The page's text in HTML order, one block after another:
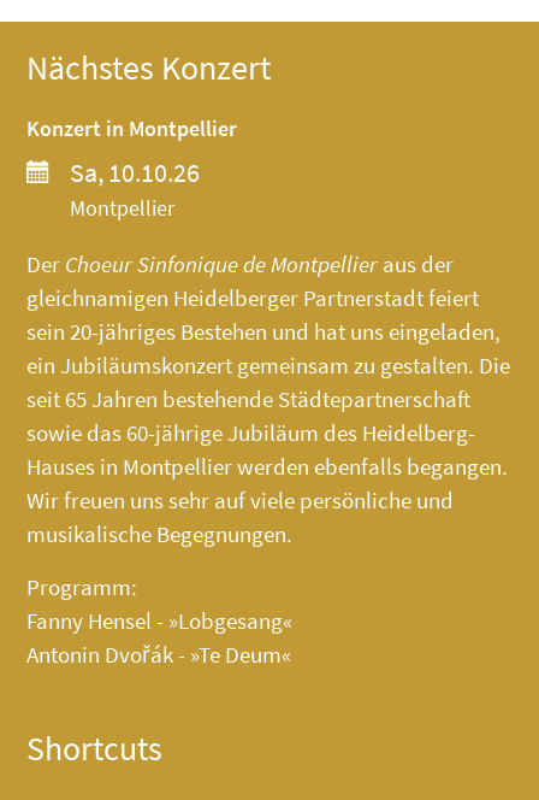
Nächstes Konzert
Konzert in Montpellier
Sa, 10.10.26
Montpellier
Der Choeur Sinfonique de Montpellier aus der
gleichnamigen Heidelberger Partnerstadt feiert
sein 20-jähriges Bestehen und hat uns eingeladen,
ein Jubiläumskonzert gemeinsam zu gestalten. Die
seit 65 Jahren bestehende Städtepartnerschaft
sowie das 60-jährige Jubiläum des Heidelberg-
Hauses in Montpellier werden ebenfalls begangen.
Wir freuen uns sehr auf viele persönliche und
musikalische Begegnungen.
Programm:
Fanny Hensel - »Lobgesang«
Antonin Dvořák - »Te Deum«
Shortcuts